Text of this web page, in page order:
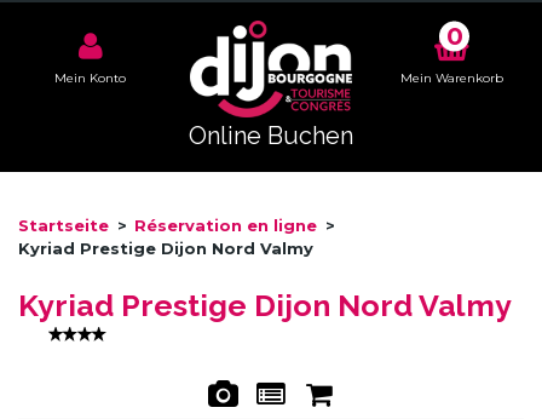
Online Buchen
Mein Konto Mein Warenkorb
0
Startseite > Réservation en ligne >
Kyriad Prestige Dijon Nord Valmy
Kyriad Prestige Dijon Nord Valmy